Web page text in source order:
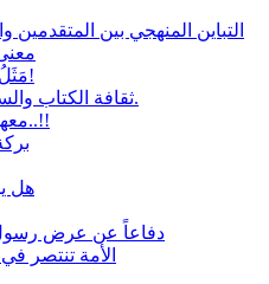
التباين المنهجي بين
مَثَلُ المُؤمِن في عَواصف الفِتَن!
ثقافة الكتاب والسنة، وثقافة المصادر الأخرى.
معهد اللغة العربية للناطقين بها..!!
هل
دفاعاً عن عرض رسول
الأمة تنتصر